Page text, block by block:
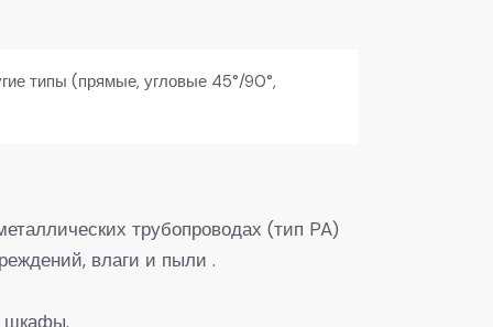
типы (прямые, угловые 45°/90°,
трубопроводах (тип PA)
влаги и пыли .
шкафы.